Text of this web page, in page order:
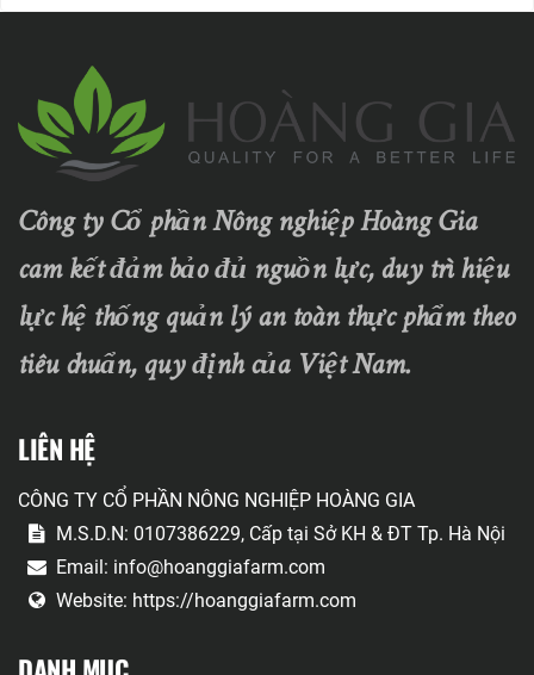
Công ty Cổ phần Nông nghiệp Hoàng Gia
cam kết đảm bảo đủ nguồn lực, duy trì hiệu
lực hệ thống quản lý an toàn thực phẩm theo
tiêu chuẩn, quy định của Việt Nam.
LIÊN HỆ
CÔNG TY CỔ PHẦN NÔNG NGHIỆP HOÀNG GIA
M.S.D.N: 0107386229, Cấp tại Sở KH & ĐT Tp. Hà Nội
Email: info@hoanggiafarm.com
Website: https://hoanggiafarm.com